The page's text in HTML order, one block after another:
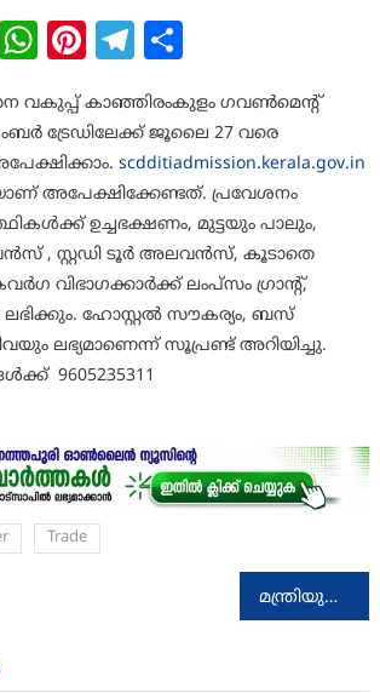
WhatsApp
Pinterest
Telegram
Share
വകുപ്പ് കാഞ്ഞിരംകുളം ഗവണ്‍മെന്റ്
ട്രേഡിലേക്ക് ജൂലൈ 27 വരെ
scdditiadmission.kerala.gov.in
അപേക്ഷിക്കേണ്ടത്. പ്രവേശനം
ഉച്ചഭക്ഷണം, മുട്ടയും പാലും,
, സ്റ്റഡി ടൂര്‍ അലവന്‍സ്, കൂടാതെ
വിഭാഗക്കാര്‍ക്ക് ലംപ്സം ഗ്രാന്റ്,
ലഭിക്കും. ഹോസ്റ്റല്‍ സൗകര്യം, ബസ്
ലഭ്യമാണെന്ന് സൂപ്രണ്ട് അറിയിച്ചു.
9605235311
Trade
മന്ത്രിയുമായി അഭിമുഖം നടത്തി എഐ അവതാരക